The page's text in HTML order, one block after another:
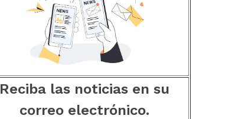
Reciba las noticias en su
correo electrónico.